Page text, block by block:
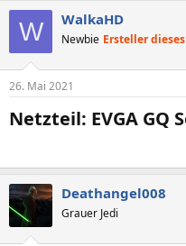
k
e
:
W WalkaHD
Newbie Ersteller
26. Mai 2021
Netzteil: EVGA GQ
Deathangel008
Grauer Jedi